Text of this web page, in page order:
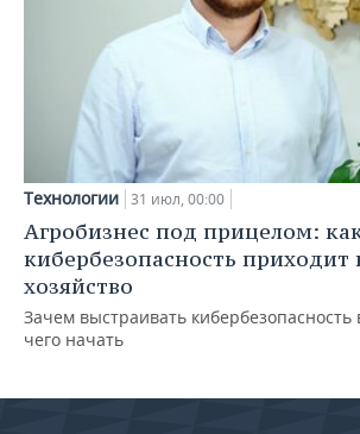
Технологии 31 июл, 00:00
Агробизнес под прицелом:
кибербезопасность приходит
хозяйство
Зачем выстраивать кибербезопасность
чего начать